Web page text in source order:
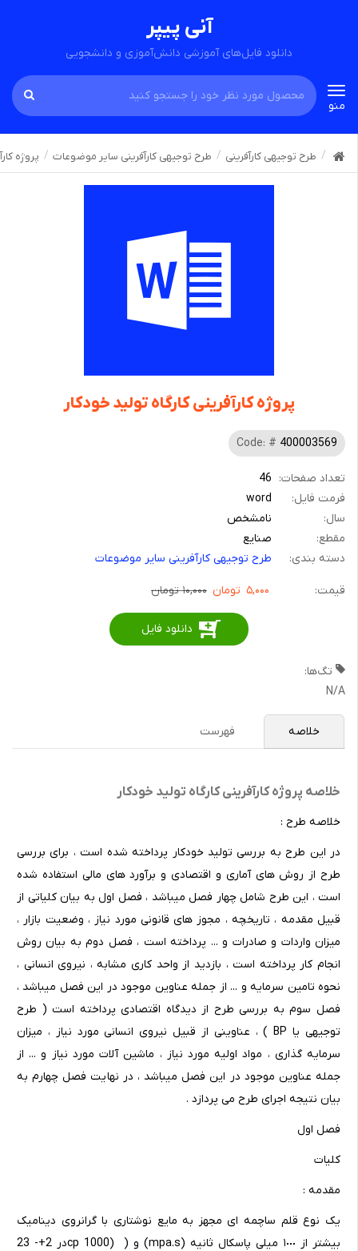
آنی پیپر
دانلود فایل‌های آموزشی دانش‌آموزی و دانشجویی
Toggle
navigation
منو
طرح توجیهی کارآفرینی طرح توجیهی کارآفرینی سایر موضوعات پروژه
پروژه کارآفرینی کارگاه تولید خودکار
Code: # 400003569
تعداد صفحات: 46
فرمت فایل:
word
سال:
نامشخص
مقطع:
صنایع
دسته بندی:
طرح توجیهی کارآفرینی سایر موضوعات
قیمت: ۵,۰۰۰ تومان ۱۰,۰۰۰ تومان
دانلود فایل
تگ‌ها:
N/A
خلاصه فهرست
خلاصه پروژه کارآفرینی کارگاه تولید خودکار
خلاصه طرح :
در این طرح به بررسی تولید خودکار پرداخته شده است ، برای بررسی
طرح از روش های آماری و اقتصادی و برآورد های مالی استفاده شده
است ، این طرح شامل چهار فصل میباشد ، فصل اول به بیان کلیاتی از
قبیل مقدمه ، تاریخچه ، مجوز های قانونی مورد نیاز ، وضعیت بازار ،
میزان واردات و صادرات و ... پرداخته است ، فصل دوم به بیان روش
انجام کار پرداخته است ، بازدید از واحد کاری مشابه ، نیروی انسانی ،
نحوه تامین سرمایه و ... از جمله عناوین موجود در این فصل میباشد ،
فصل سوم به بررسی طرح از دیدگاه اقتصادی پرداخته است ( طرح
توجیهی یا BP ) ، عناوینی از قبیل نیروی انسانی مورد نیاز ، میزان
سرمایه گذاری ، مواد اولیه مورد نیاز ، ماشین آلات مورد نیاز و ... از
جمله عناوین موجود در این فصل میباشد ، در نهایت فصل چهارم به
بیان نتیجه اجرای طرح می پردازد .
فصل اول
کلیات
مقدمه :
یک نوع قلم ساچمه ای مجهز به مایع نوشتاری با گرانروی دینامیک
بیشتر از ١٠٠٠ میلی پاسکال ثانیه (mpa.s) و ( (cp 1000در 2+- 23